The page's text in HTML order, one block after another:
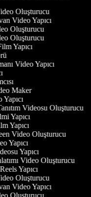
Oluşturucu
Video Yapıcı
Oluşturucu
Oluşturucu
Yapıcı
Video Yapıcı
Maker
Yapıcı
Videosu Oluşturucu
Yapıcı
Yapıcı
Video Oluşturucu
Yapıcı
Yapıcı
Video Oluşturucu
Yapıcı
Oluşturucu
Video Yapıcı